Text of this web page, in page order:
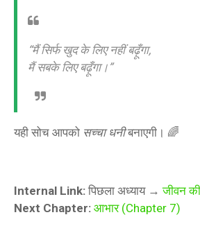
“मैं सिर्फ खुद के लिए नहीं बढ़ूँगा,
मैं सबके लिए बढ़ूँगा।”
यही सोच आपको सच्चा धनीबनाएगी। 🌈
Internal Link: पिछला अध्याय →जीवन
Next Chapter: आभार (Chapter 7)